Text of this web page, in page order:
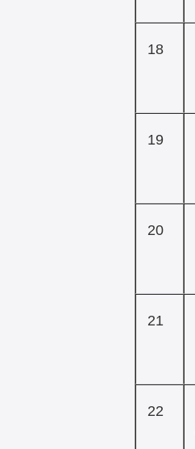
18
19
20
21
22